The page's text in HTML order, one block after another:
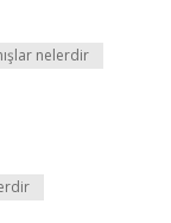
nelerdir